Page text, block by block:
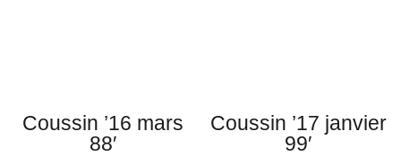
Coussin ’16 mars
88′
Coussin ’17 janvier
99′